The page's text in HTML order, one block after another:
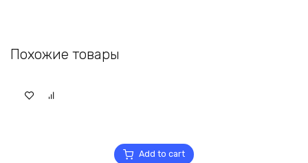
Похожие товары
Add to cart